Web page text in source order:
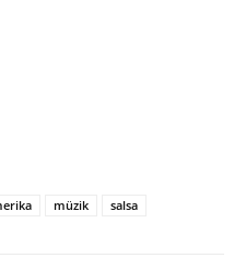
müzik salsa